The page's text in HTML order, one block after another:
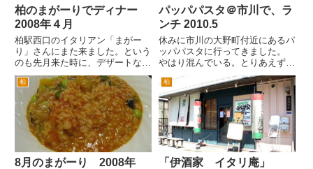
柏のまがーりでディナー
2008年４月
柏駅西口のイタリアン「まがー
り」さんにまた来ました。という
のも先月来た時に、デザートなど
のメニューに「今月のドルチェ」
とかあったので、来月はどうなん
だろうなと思った次第です。 夜
訪問すると駐車場にすでに車がい
ました。店員さんに聞かないで、
バ...
パッパパスタ＠市川で、ラ
ンチ 2010.5
休みに市川の大野町付近にあるパ
ッパパスタに行ってきました。
やはり混んでいる。とりあえず5
組待ち。喫煙席だとすぐは入れそ
うなんですが、我慢して禁煙席を
待ちます。 20分くらいで入れた
でしょうか。やはり人気が、あり
ますね。 まずは、ゼッポリー...
柏
8月のまがーり 2008年
柏
「伊酒家 イタリ庵」